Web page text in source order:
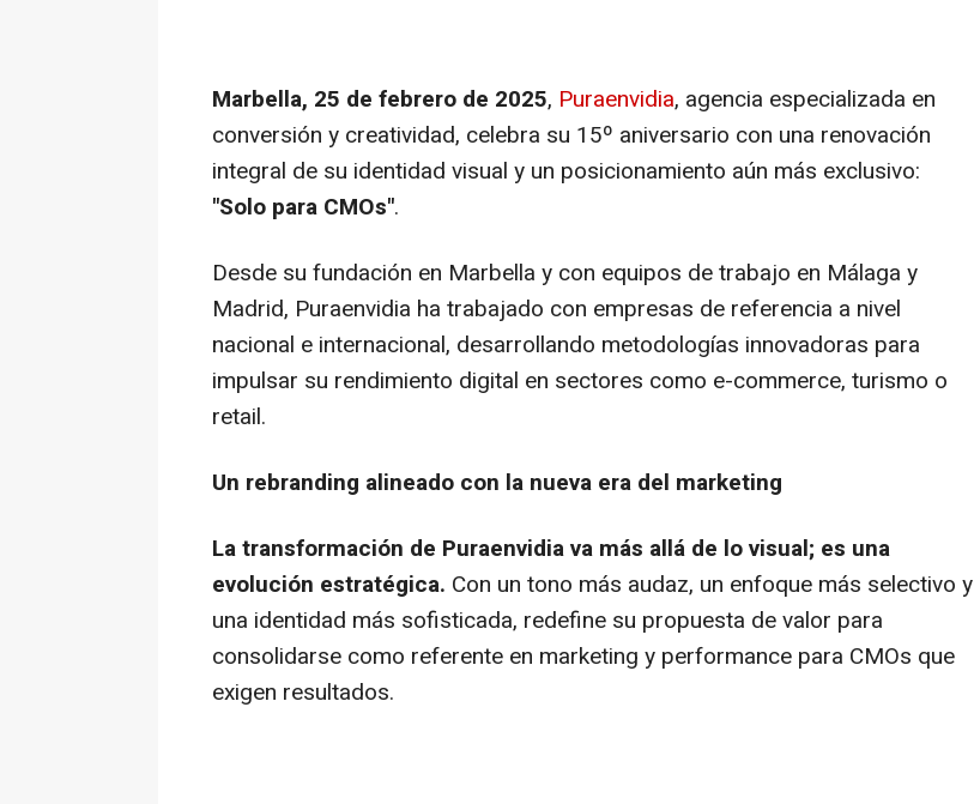
Marbella, 25 de febrero de 2025, Puraenvidia, agencia especializada en
conversión y creatividad, celebra su 15º aniversario con una renovación
integral de su identidad visual y un posicionamiento aún más exclusivo:
"Solo para CMOs".
Desde su fundación en Marbella y con equipos de trabajo en Málaga y
Madrid, Puraenvidia ha trabajado con empresas de referencia a nivel
nacional e internacional, desarrollando metodologías innovadoras para
impulsar su rendimiento digital en sectores como e-commerce, turismo o
retail.
Un rebranding alineado con la nueva era del marketing
La transformación de Puraenvidia va más allá de lo visual; es una
evolución estratégica. Con un tono más audaz, un enfoque más selectivo y
una identidad más sofisticada, redefine su propuesta de valor para
consolidarse como referente en marketing y performance para CMOs que
exigen resultados.